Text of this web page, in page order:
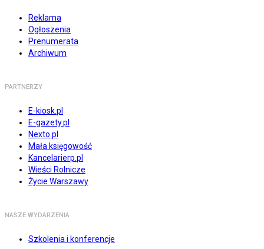
Reklama
Ogłoszenia
Prenumerata
Archiwum
PARTNERZY
E-kiosk.pl
E-gazety.pl
Nexto.pl
Mała księgowość
Kancelarierp.pl
Wieści Rolnicze
Życie Warszawy
NASZE WYDARZENIA
Szkolenia i konferencje